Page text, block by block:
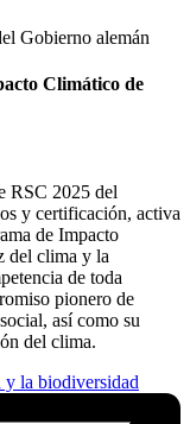
Gobierno alemán
Climático de
RSC 2025 del
y certificación, activa
de Impacto
del clima y la
de toda
pionero de
así como su
del clima.
y la biodiversidad